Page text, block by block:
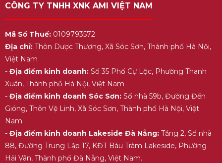
CÔNG TY TNHH XNK AMI VIỆT NAM
Mã Số Thuế:0109793572
Địa chỉ:Thôn Dược Thượng, Xã Sóc Sơn, Thành phố Hà Nội,
Việt Nam
- Địa điểm kinh doanh:Số 35 Phố Cự Lộc, Phường Thanh
Xuân, Thành phố Hà Nội, Việt Nam
- Địa điểm kinh doanh Sóc Sơn:Số nhà 59b, Đường Đền
Gióng, Thôn Vệ Linh, Xã Sóc Sơn, Thành phố Hà Nội, Việt
Nam
- Địa điểm kinh doanh Lakeside Đà Nẵng:Tầng 2, Số nhà
88, Đường Trung Lập 17, KĐT Bàu Tràm Lakeside, Phường
Hải Vân, Thành phố Đà Nẵng, Việt Nam.